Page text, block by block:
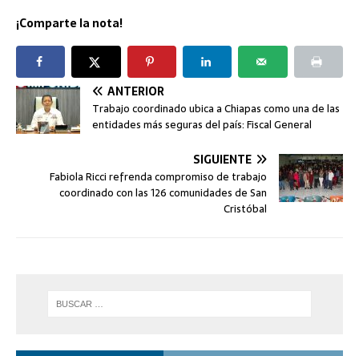
¡Comparte la nota!
ANTERIOR
Trabajo coordinado ubica a Chiapas como una de las
entidades más seguras del país: Fiscal General
SIGUIENTE
Fabiola Ricci refrenda compromiso de trabajo
coordinado con las 126 comunidades de San
Cristóbal